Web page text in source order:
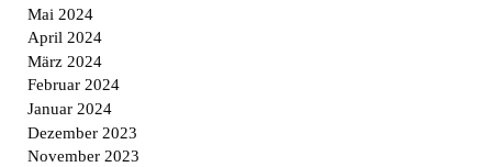
Mai 2024
April 2024
März 2024
Februar 2024
Januar 2024
Dezember 2023
November 2023